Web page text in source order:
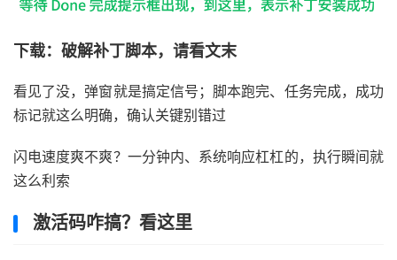
下载：破解补丁脚本，请看文末
看见了没，弹窗就是搞定信号；脚本跑完、任务完成，成功
标记就这么明确，确认关键别错过
闪电速度爽不爽？一分钟内、系统响应杠杠的，执行瞬间就
这么利索
激活码咋搞？看这里